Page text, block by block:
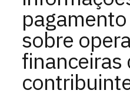
sobre
financeiras